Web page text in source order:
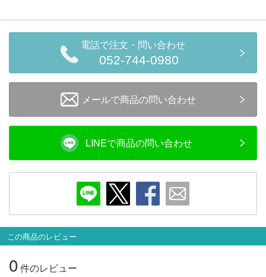
電話で注文・問い合わせ
052-744-0980
メールで商品の問い合わせ
LINEで商品の問い合わせ
この商品のレビュー
0件のレビュー